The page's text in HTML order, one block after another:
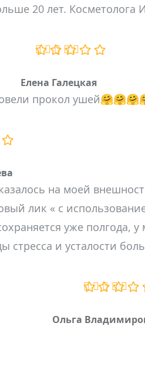
20 лет.
Елена Галецкая
прокол
на моей
лик « с
уже
стресса и усталости
Ольга